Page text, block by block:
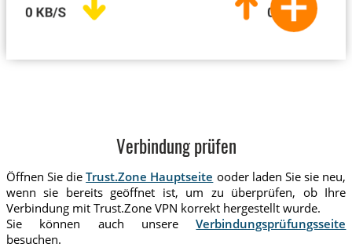
Verbindung prüfen
Öffnen Sie dieTrust.Zone Hauptseite ooder laden Sie sie neu,
wenn sie bereits geöffnet ist, um zu überprüfen, ob Ihre
Verbindung mit Trust.Zone VPN korrekt hergestellt wurde.
Sie können auch unsereVerbindungsprüfungsseite
besuchen.